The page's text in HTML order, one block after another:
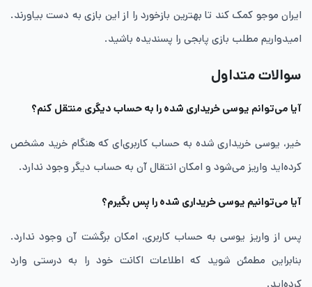
ایران موجو کمک کند تا بهترین بازخورد را از این بازی به دست بیاورند.
امیدواریم مطلب بازی پابجی را پسندیده باشید.
سوالات متداول
آیا می‌توانم یوسی خریداری شده را به حساب دیگری منتقل کنم؟
خیر، یوسی خریداری شده به حساب کاربری‌ای که هنگام خرید مشخص
کرده‌اید واریز می‌شود و امکان انتقال آن به حساب دیگر وجود ندارد.
آیا می‌توانیم یوسی خریداری شده را پس بگیرم؟
پس از واریز یوسی به حساب کاربری، امکان برگشت آن وجود ندارد.
بنابراین مطمئن شوید که اطلاعات اکانت خود را به درستی وارد
کرده‌اید.